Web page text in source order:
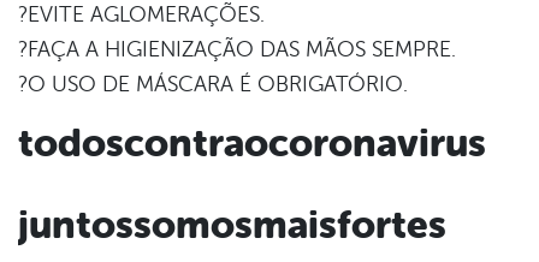
?EVITE AGLOMERAÇÕES.
?FAÇA A HIGIENIZAÇÃO DAS MÃOS SEMPRE.
?O USO DE MÁSCARA É OBRIGATÓRIO.
todoscontraocoronavirus
juntossomosmaisfortes